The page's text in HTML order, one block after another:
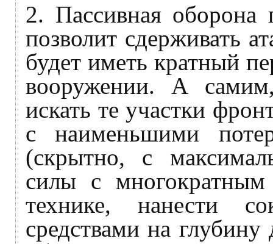
2. Пассивная оборона
позволит сдерживать
будет иметь кратный
вооружении. А самим,
искать те участки
с наименьшими
(скрытно, с
силы с
технике, нанести
средствами на